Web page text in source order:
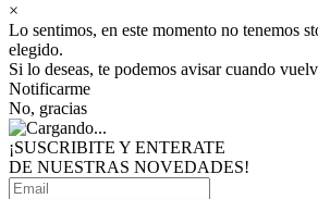
×
Lo sentimos, en este momento no tenemos
elegido.
Si lo deseas, te podemos avisar cuando
Notificarme
No, gracias
¡SUSCRIBITE Y ENTERATE
DE NUESTRAS NOVEDADES!